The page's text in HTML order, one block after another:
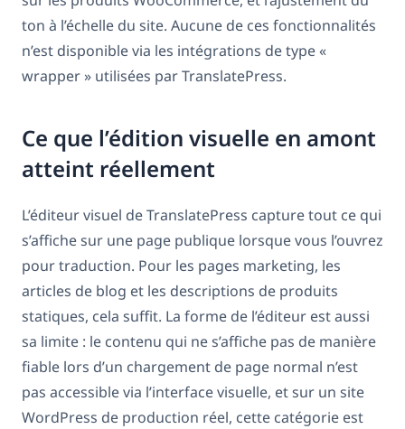
ton à l’échelle du site. Aucune de ces fonctionnalités
n’est disponible via les intégrations de type «
wrapper » utilisées par TranslatePress.
Ce que l’édition visuelle en amont
atteint réellement
L’éditeur visuel de TranslatePress capture tout ce qui
s’affiche sur une page publique lorsque vous l’ouvrez
pour traduction. Pour les pages marketing, les
articles de blog et les descriptions de produits
statiques, cela suffit. La forme de l’éditeur est aussi
sa limite : le contenu qui ne s’affiche pas de manière
fiable lors d’un chargement de page normal n’est
pas accessible via l’interface visuelle, et sur un site
WordPress de production réel, cette catégorie est